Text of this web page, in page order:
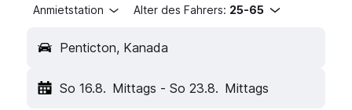
Anmietstation Alter des Fahrers: 25-65
Penticton, Kanada
So 16.8. Mittags - So 23.8. Mittags